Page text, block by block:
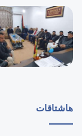
هاشتاقات